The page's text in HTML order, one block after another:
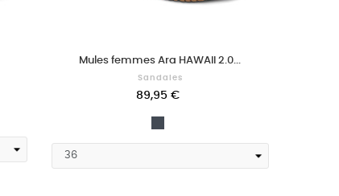
Mules femmes Ara HAWAII 2.0...
Sandales
89,95 €